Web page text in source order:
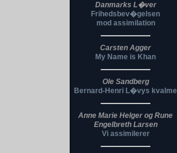
Danmarks L�ver
Frihedsbev�gelsen
mod assimilation
Carsten Agger
My Name is Khan
Ole Sandberg
Bernard-Henri L�vys kvalme
Anne Marie Helger og Rune
Engelbreth Larsen
Vi assimilerer